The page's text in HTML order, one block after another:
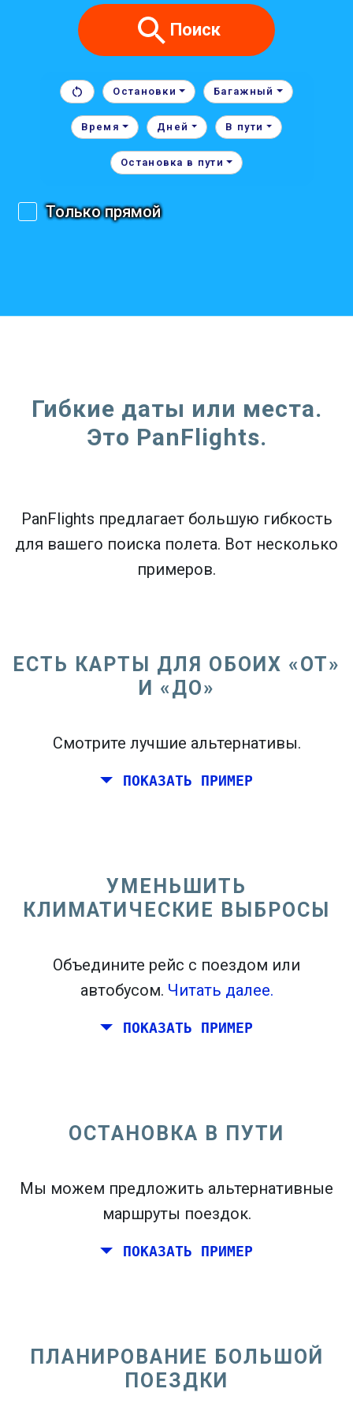
Поиск
Остановки Багажный
Время Дней В пути
Остановка в пути
Только прямой
Гибкие даты или места.
Это PanFlights.
PanFlights предлагает большую гибкость
для вашего поиска полета. Вот несколько
примеров.
ЕСТЬ КАРТЫ ДЛЯ ОБОИХ «ОТ»
И «ДО»
Смотрите лучшие альтернативы.
ПОКАЗАТЬ ПРИМЕР
Найдено ранее. Нажмитеflight_takeoff, чтобы увидеть
УМЕНЬШИТЬ
КЛИМАТИЧЕСКИЕ ВЫБРОСЫ
Объедините рейс с поездом или
автобусом. Читать далее.
ПОКАЗАТЬ ПРИМЕР
одну сторону
сортировка
ОСТАНОВКА В ПУТИ
Мы можем предложить альтернативные
маршруты поездок.
ПОКАЗАТЬ ПРИМЕР
ПЛАНИРОВАНИЕ БОЛЬШОЙ
ПОЕЗДКИ